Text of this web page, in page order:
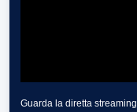
Guarda la diretta streaming